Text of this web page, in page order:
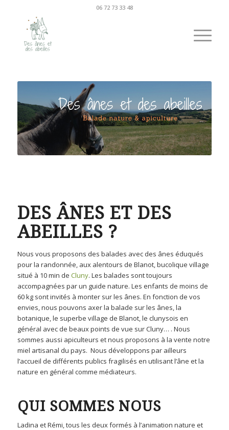
06 72 73 33 48
DES ÂNES ET DES
ABEILLES ?
Nous vous proposons des balades avec des ânes éduqués
pour la randonnée, aux alentours de Blanot, bucolique village
situé à 10 min de Cluny. Les balades sont toujours
accompagnées par un guide nature. Les enfants de moins de
60 kg sont invités à monter sur les ânes. En fonction de vos
envies, nous pouvons axer la balade sur les ânes, la
botanique, le superbe village de Blanot, le clunysois en
général avec de beaux points de vue sur Cluny… . Nous
sommes aussi apiculteurs et nous proposons à la vente notre
miel artisanal du pays. Nous développons par ailleurs
l’accueil de différents publics fragilisés en utilisant l’âne et la
nature en général comme médiateurs.
QUI SOMMES NOUS
Ladina et Rémi, tous les deux formés à l’animation nature et